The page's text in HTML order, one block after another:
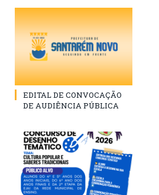
EDITAL DE CONVOCAÇÃO
DE AUDIÊNCIA PÚBLICA